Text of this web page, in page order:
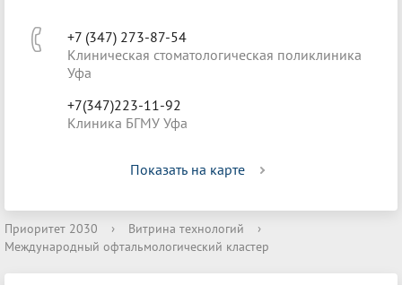
+7 (347) 273-87-54
Клиническая стоматологическая поликлиника
Уфа
+7(347)223-11-92
Клиника БГМУ Уфа
Показать на карте
Приоритет 2030 › Витрина технологий
›
Международный офтальмологический кластер